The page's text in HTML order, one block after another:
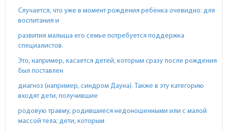
Случается, что уже в момент рождения ребёнка очевидно: для
воспитания и
развития малыша его семье потребуется поддержка
специалистов.
Это, например, касается детей, которым сразу после рождения
был поставлен
диагноз (например, синдром Дауна). Также в эту категорию
входят дети, получившие
родовую травму, родившиеся недоношенными или с малой
массой тела; дети, которым